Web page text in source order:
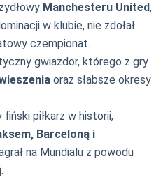
Manchesteru United,
w klubie, nie zdołał
czempionat.
gwiazdor, którego z gry
oraz słabsze okresy
fiński piłkarz w historii,
Barceloną i
na Mundialu z powodu